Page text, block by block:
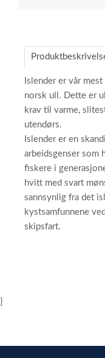
Islender er vår
norsk ull. Dette er
krav til varme,
utendørs.
Islender er en
arbeidsgenser som
fiskere i
hvitt med svart
sannsynlig fra det
kystsamfunnene
skipsfart.
}